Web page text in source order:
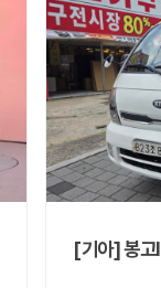
[기아] 봉고